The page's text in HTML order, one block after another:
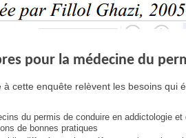
pour la médecine du
cette enquête relèvent les besoins qui
du permis de conduire en addictologie
de bonnes pratiques